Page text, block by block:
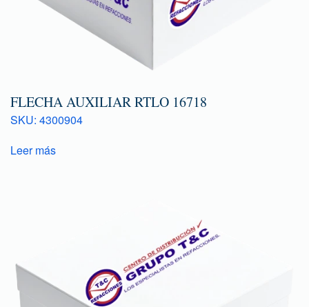
FLECHA AUXILIAR RTLO 16718
SKU: 4300904
Leer más